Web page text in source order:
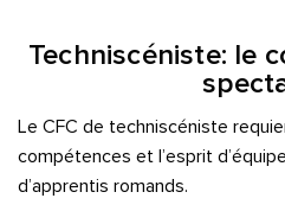
Techniscéniste: le
Le CFC de techniscéniste
compétences et l’esprit
d’apprentis romands.